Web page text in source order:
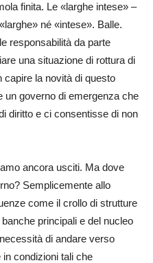
finita. Le «larghe intese» –
né «intese». Balle.
responsabilità da parte
una situazione di rottura di
capire la novità di questo
un governo di emergenza che
diritto e ci consentisse di non
ancora usciti. Ma dove
Semplicemente allo
come il crollo di strutture
principali e del nucleo
di andare verso
condizioni tali che